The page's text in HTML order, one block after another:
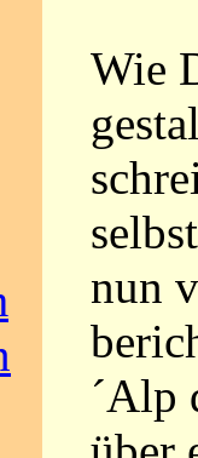
Wie
nun
´Alp